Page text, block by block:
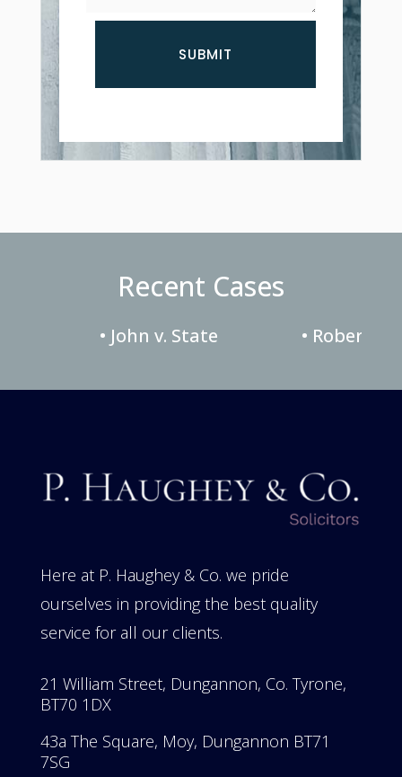
SUBMIT
Recent Cases
• John v. State • Robert v.
Here at P. Haughey & Co. we pride
ourselves in providing the best quality
service for all our clients.
21 William Street, Dungannon, Co. Tyrone,
BT70 1DX
43a The Square, Moy, Dungannon BT71
7SG